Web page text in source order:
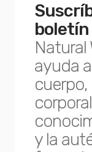
boletín
Natural
ayuda
y la